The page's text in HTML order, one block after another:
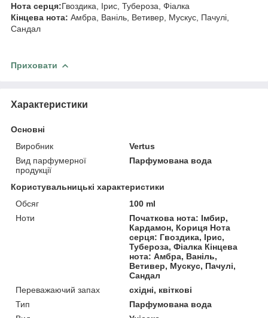
Нота серця:Гвоздика, Ірис, Тубероза, Фіалка
Кінцева нота: Амбра, Ваніль, Ветивер, Мускус, Пачулі,
Сандал
Приховати
Характеристики
Основні
Виробник
Vertus
Вид парфумерної
продукції
Парфумована вода
Користувальницькі характеристики
Обсяг
100 ml
Ноти
Початкова нота: Імбир,
Кардамон, Кориця Нота
серця: Гвоздика, Ірис,
Тубероза, Фіалка Кінцева
нота: Амбра, Ваніль,
Ветивер, Мускус, Пачулі,
Сандал
Переважаючий запах
східні, квіткові
Тип
Парфумована вода